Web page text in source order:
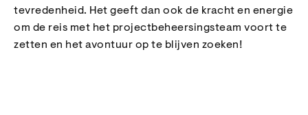
tevredenheid. Het geeft dan ook de kracht en energie
om de reis met het projectbeheersingsteam voort te
zetten en het avontuur op te blijven zoeken!